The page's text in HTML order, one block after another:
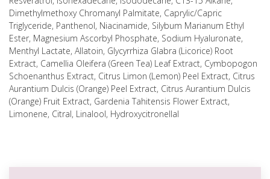
Dimethylmethoxy Chromanyl Palmitate, Caprylic/Capric
Triglyceride, Panthenol, Niacinamide, Silybum Marianum Ethyl
Ester, Magnesium Ascorbyl Phosphate, Sodium Hyaluronate,
Menthyl Lactate, Allatoin, Glycyrrhiza Glabra (Licorice) Root
Extract, Camellia Oleifera (Green Tea) Leaf Extract, Cymbopogon
Schoenanthus Extract, Citrus Limon (Lemon) Peel Extract, Citrus
Aurantium Dulcis (Orange) Peel Extract, Citrus Aurantium Dulcis
(Orange) Fruit Extract, Gardenia Tahitensis Flower Extract,
Limonene, Citral, Linalool, Hydroxycitronellal